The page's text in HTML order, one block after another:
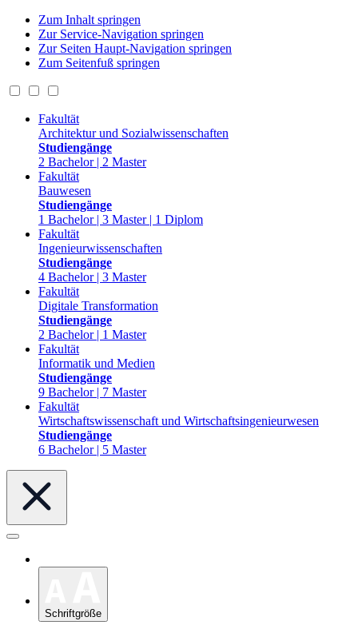
Zum Inhalt springen
Zur Service-Navigation springen
Zur Seiten Haupt-Navigation springen
Zum Seitenfuß springen
Fakultät
Architektur und Sozialwissenschaften
Studiengänge
2 Bachelor | 2 Master
Fakultät
Bauwesen
Studiengänge
1 Bachelor | 3 Master | 1 Diplom
Fakultät
Ingenieurwissenschaften
Studiengänge
4 Bachelor | 3 Master
Fakultät
Digitale Transformation
Studiengänge
2 Bachelor | 1 Master
Fakultät
Informatik und Medien
Studiengänge
9 Bachelor | 7 Master
Fakultät
Wirtschaftswissenschaft und Wirtschaftsingenieurwesen
Studiengänge
6 Bachelor | 5 Master
Schriftgröße